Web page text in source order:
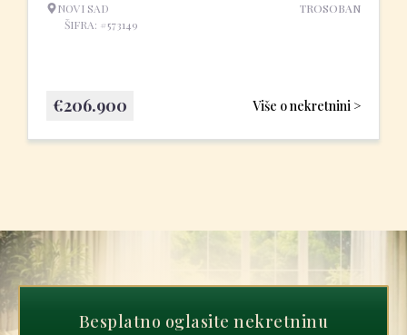
NOVI SAD
ŠIFRA: #573149
TROSOBAN
Više o nekretnini >
€206.900
Besplatno oglasite nekretninu